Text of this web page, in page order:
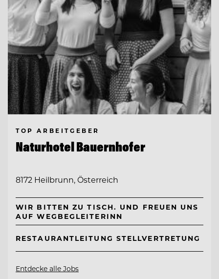
TOP ARBEITGEBER
Naturhotel Bauernhofer
8172 Heilbrunn, Österreich
WIR BITTEN ZU TISCH. UND FREUEN UNS
AUF WEGBEGLEITERINN
RESTAURANTLEITUNG STELLVERTRETUNG
Entdecke alle Jobs